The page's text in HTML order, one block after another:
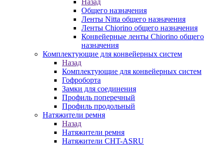
Общего назначения
Ленты Nitta общего назначения
Ленты Chiorino общего назначения
Конвейерные ленты Chiorino общего
назначения
Комплектующие для конвейерных систем
Назад
Комплектующие для конвейерных систем
Гофроборта
Замки для соединения
Профиль поперечный
Профиль продольный
Натяжители ремня
Назад
Натяжители ремня
Натяжители CHT-ASRU